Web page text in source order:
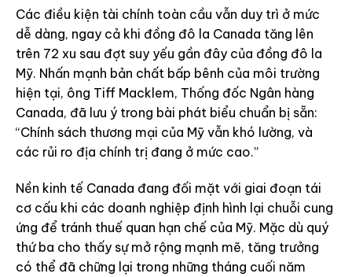
Các điều kiện tài chính toàn cầu vẫn duy trì ở mức
dễ dàng, ngay cả khi đồng đô la Canada tăng lên
trên 72 xu sau đợt suy yếu gần đây của đồng đô la
Mỹ. Nhấn mạnh bản chất bấp bênh của môi trường
hiện tại, ông Tiff Macklem, Thống đốc Ngân hàng
Canada, đã lưu ý trong bài phát biểu chuẩn bị sẵn:
“Chính sách thương mại của Mỹ vẫn khó lường, và
các rủi ro địa chính trị đang ở mức cao.”
Nền kinh tế Canada đang đối mặt với giai đoạn tái
cơ cấu khi các doanh nghiệp định hình lại chuỗi cung
ứng để tránh thuế quan hạn chế của Mỹ. Mặc dù quý
thứ ba cho thấy sự mở rộng mạnh mẽ, tăng trưởng
có thể đã chững lại trong những tháng cuối năm